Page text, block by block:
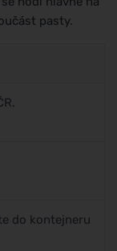
pasty.
do kontejneru